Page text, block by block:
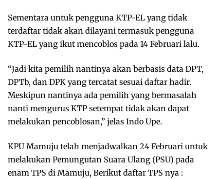
Sementara untuk pengguna KTP-EL yang tidak
terdaftar tidak akan dilayani termasuk pengguna
KTP-EL yang ikut mencoblos pada 14 Februari lalu.
“Jadi kita pemilih nantinya akan berbasis data DPT,
DPTb, dan DPK yang tercatat sesuai daftar hadir.
Meskipun nantinya ada pemilih yang bermasalah
nanti mengurus KTP setempat tidak akan dapat
melakukan pencoblosan,” jelas Indo Upe.
KPU Mamuju telah menjadwalkan 24 Februari untuk
melakukan Pemungutan Suara Ulang (PSU) pada
enam TPS di Mamuju, Berikut daftar TPS nya :